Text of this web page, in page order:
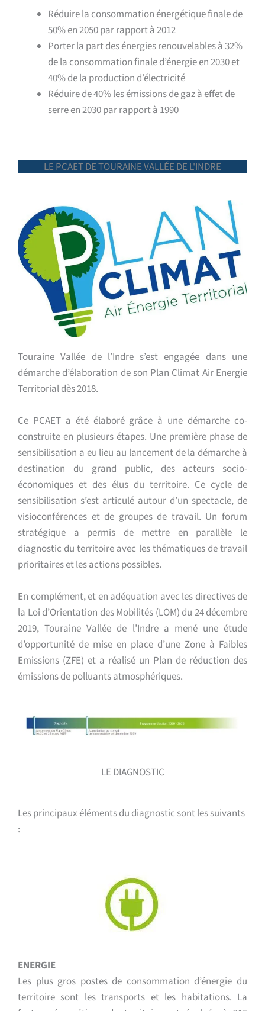
Réduire la consommation énergétique finale de
50% en 2050 par rapport à 2012
Porter la part des énergies renouvelables à 32%
de la consommation finale d’énergie en 2030 et
40% de la production d’électricité
Réduire de 40% les émissions de gaz à effet de
serre en 2030 par rapport à 1990
LE PCAET DE TOURAINE VALLÉE DE L'INDRE
Touraine Vallée de l’Indre s’est engagée dans une
démarche d’élaboration de son Plan Climat Air Energie
Territorial dès 2018.
Ce PCAET a été élaboré grâce à une démarche co-
construite en plusieurs étapes. Une première phase de
sensibilisation a eu lieu au lancement de la démarche à
destination du grand public, des acteurs socio-
économiques et des élus du territoire. Ce cycle de
sensibilisation s’est articulé autour d’un spectacle, de
visioconférences et de groupes de travail. Un forum
stratégique a permis de mettre en parallèle le
diagnostic du territoire avec les thématiques de travail
prioritaires et les actions possibles.
En complément, et en adéquation avec les directives de
la Loi d’Orientation des Mobilités (LOM) du 24 décembre
2019, Touraine Vallée de l’Indre a mené une étude
d’opportunité de mise en place d’une Zone à Faibles
Emissions (ZFE) et a réalisé un Plan de réduction des
émissions de polluants atmosphériques.
LE DIAGNOSTIC
Les principaux éléments du diagnostic sont les suivants
:
ENERGIE
Les plus gros postes de consommation d’énergie du
territoire sont les transports et les habitations. La